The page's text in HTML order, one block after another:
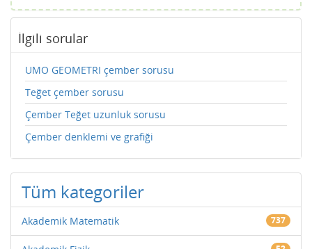
İlgili sorular
UMO GEOMETRI çember sorusu
Teğet çember sorusu
Çember Teğet uzunluk sorusu
Çember denklemi ve grafiği
Tüm kategoriler
Akademik Matematik 737